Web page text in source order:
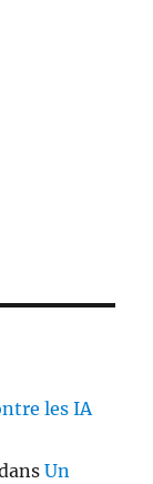
les IA
Un